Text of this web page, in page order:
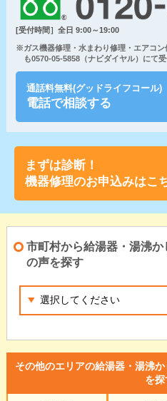
[受付時間］全日 9:00～19:00
※ガス機器修理・水まわり修理・エアコン
も0570-05-5858（ナビダイヤル）にて受
通話料無料(グッドライフコール)
電話で相談する
まずは診断！
機器修理のお申込みはこ
市町村から給湯器・湯沸
の声を探す
その他のエリアの給湯器・湯沸
を探